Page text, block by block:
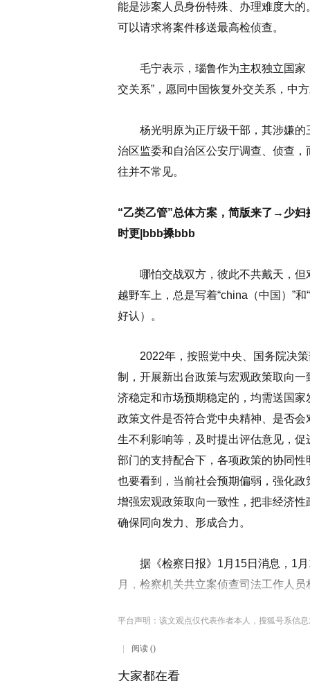
能是涉案人员身份特殊、办理难度大
可以请求将案件移送最高检侦查。
毛宁表示，瑙鲁作为主权独立国家
交关系”，愿同中国恢复外交关系，中
杨光明原为正厅级干部，其涉嫌的
治区监委和自治区公安厅调查、侦查
往并不常见。
“乙类乙管”总体方案，简版来了→少
时更|bbb搡bbb
哪怕交战双方，彼此不共戴天，但
越野车上，总是写着“china（中国）”
好认）。
2022年，按照党中央、国务院决策
制，开展新出台政策与宏观政策取向
济稳定和市场预期稳定的，均需送国
政策文件是否符合党中央精神、是否
生不利影响等，及时提出评估意见，
部门的支持配合下，各项政策的协同
也要看到，当前社会预期偏弱，强化
增强宏观政策取向一致性，把非经济
确保同向发力、形成合力。
据《检察日报》1月15日消息，1月
月，检察机关共立案侦查司法工作人
平台声明：该文观点仅代表作者本人，搜狐号系信
阅读 ()
大家都在看